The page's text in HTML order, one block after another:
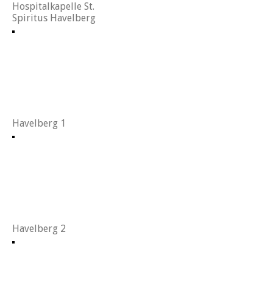
Hospitalkapelle St.
Spiritus Havelberg
Havelberg 1
Havelberg 2